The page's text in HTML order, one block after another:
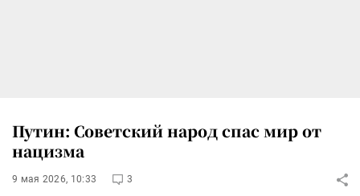
Путин: Советский народ спас мир от
нацизма
9 мая 2026, 10:33 3